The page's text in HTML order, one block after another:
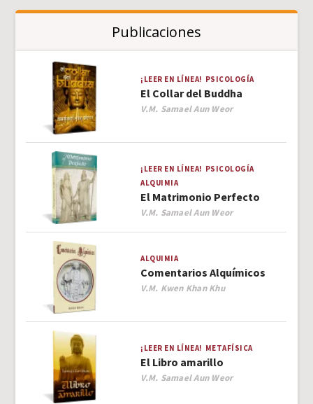
Publicaciones
¡LEER EN LÍNEA! PSICOLOGÍA
El Collar del Buddha
Author
V.M. Samael Aun Weor
¡LEER EN LÍNEA! PSICOLOGÍA
ALQUIMIA
El Matrimonio Perfecto
Author
V.M. Samael Aun Weor
ALQUIMIA
Comentarios Alquímicos
Author
V.M. Kwen Khan Khu
¡LEER EN LÍNEA! METAFÍSICA
El Libro amarillo
Author
V.M. Samael Aun Weor